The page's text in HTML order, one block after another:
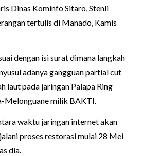
Dinas Kominfo Sitaro, Stenli
tertulis di Manado, Kamis
dengan isi surat dimana langkah
adanya gangguan partial cut
laut pada jaringan Palapa Ring
Melonguane milik BAKTI.
waktu jaringan internet akan
proses restorasi mulai 28 Mei
dia.